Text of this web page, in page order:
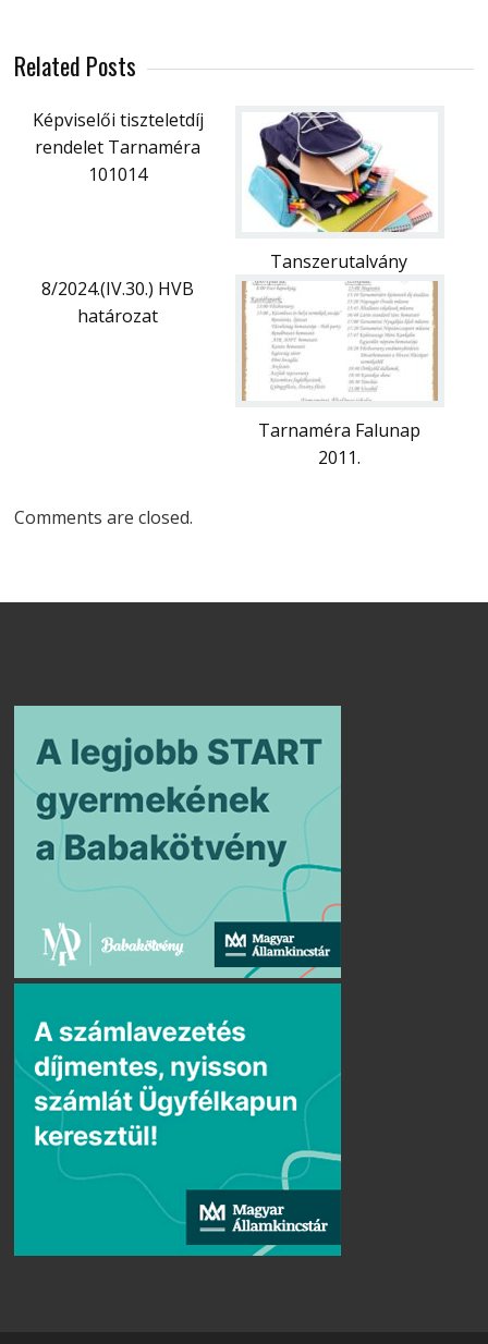
Related Posts
Képviselői tiszteletdíj
rendelet Tarnaméra
101014
Tanszerutalvány
8/2024.(IV.30.) HVB
határozat
Tarnaméra Falunap
2011.
Comments are closed.